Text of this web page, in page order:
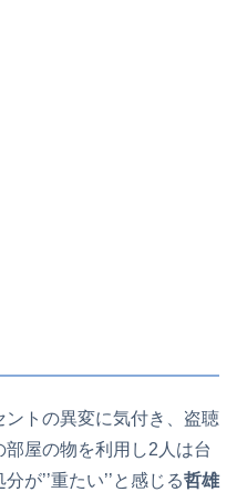
トの異変に気付き、盗聴
部屋の物を利用し2人は台
が’’重たい’’と感じる哲雄